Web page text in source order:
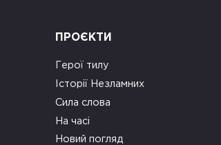
ПРОЄКТИ
Герої тилу
Історії Незламних
Сила слова
На часі
Новий погляд